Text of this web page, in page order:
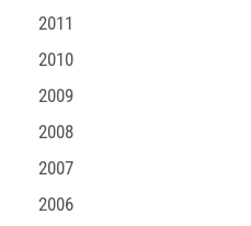
2011
2010
2009
2008
2007
2006